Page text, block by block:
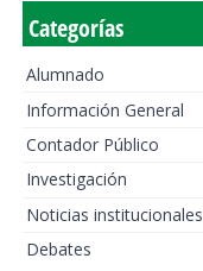
Categorías
Alumnado
Información General
Contador Público
Investigación
Noticias institucionales
Debates